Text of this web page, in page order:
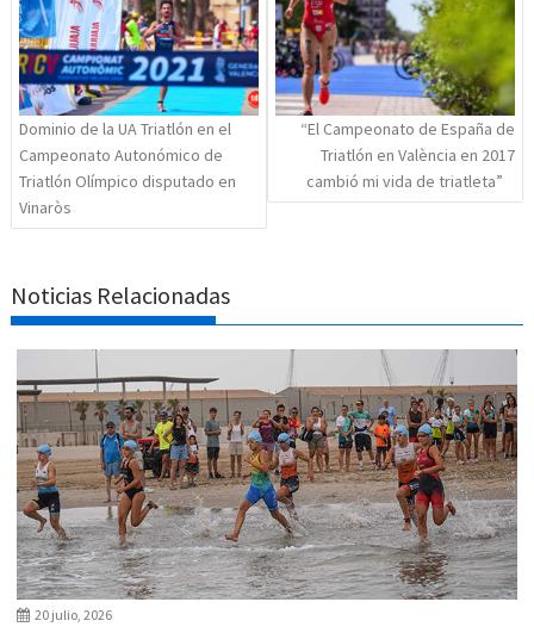
Dominio de la UA Triatlón en el
Campeonato Autonómico de
Triatlón Olímpico disputado en
Vinaròs
“El Campeonato de España de
Triatlón en València en 2017
cambió mi vida de triatleta”
Noticias Relacionadas
20 julio, 2026